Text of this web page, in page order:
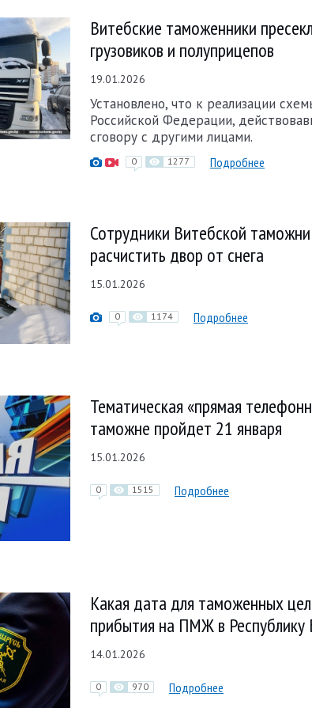
Витебские таможенники
грузовиков и полуприцепов
19.01.2026
Установлено, что к реализации
Российской Федерации,
сговору с другими лицами.
0 1277 Подробнее
Сотрудники Витебской
расчистить двор от снега
15.01.2026
0 1174 Подробнее
Тематическая «прямая
таможне пройдет 21 января
15.01.2026
0 1515 Подробнее
Какая дата для таможенных
прибытия на ПМЖ в Республику
14.01.2026
0 970 Подробнее